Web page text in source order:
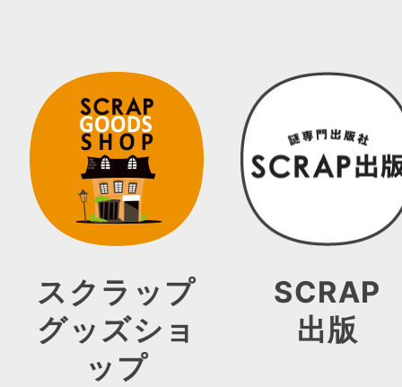
スクラップ
グッズショ
ップ
SCRAP
出版